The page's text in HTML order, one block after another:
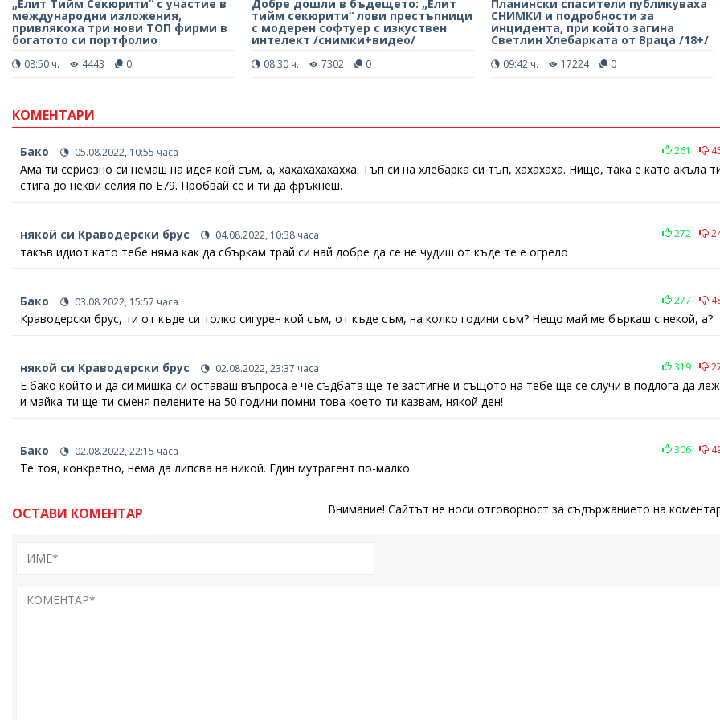
„Елит Тийм Секюрити“ с участие в
международни изложения,
привлякоха три нови ТОП фирми в
богатото си портфолио
08:50 ч. 4443 0
Добре дошли в бъдещето: „Елит
тийм секюрити“ лови престъпници
с модерен софтуер с изкуствен
интелект /снимки+видео/
08:30 ч. 7302 0
Планински спасители публикуваха
СНИМКИ и подробности за
инцидента, при който загина
Светлин Хлебарката от Враца /18+/
09:42 ч. 17224 0
КОМЕНТАРИ
Бако 05.08.2022, 10:55 часа 261
Ама ти сериозно си немаш на идея кой съм, а, хахахахахахха. Тъп си на хлебарка си тъп, хахахаха. Нищо, така е като акъла
стига до некви селия по Е79. Пробвай се и ти да фръкнеш.
някой си Краводерски брус 04.08.2022, 10:38 часа 272
такъв идиот като тебе няма как да сбъркам трай си най добре да се не чудиш от къде те е огрело
Бако 03.08.2022, 15:57 часа 277
Краводерски брус, ти от къде си толко сигурен кой съм, от къде съм, на колко години съм? Нещо май ме бъркаш с некой, а?
някой си Краводерски брус 02.08.2022, 23:37 часа 319
Е бако който и да си мишка си оставаш въпроса е че съдбата ще те застигне и същото на тебе ще се случи в подлога да
и майка ти ще ти сменя пелените на 50 години помни това което ти казвам, някой ден!
Бако 02.08.2022, 22:15 часа 306
Те тоя, конкретно, нема да липсва на никой. Един мутрагент по-малко.
ОСТАВИ КОМЕНТАР Внимание! Сайтът не носи отговорност за съдържанието на